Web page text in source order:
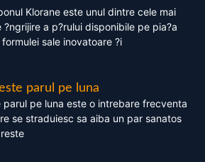
Klorane este unul dintre cele mai
a p?rului disponibile pe pia?a
sale inovatoare ?i
parul pe luna
pe luna este o intrebare frecventa
se straduiesc sa aiba un par sanatos